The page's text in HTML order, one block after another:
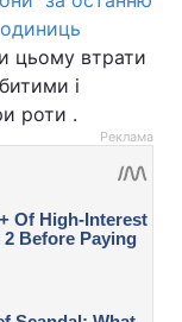
цьому втрати
і
роти .
Реклама